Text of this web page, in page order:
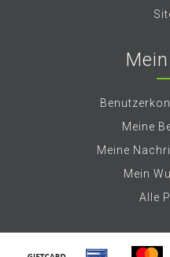
Meine
Meine
Mein
Alle